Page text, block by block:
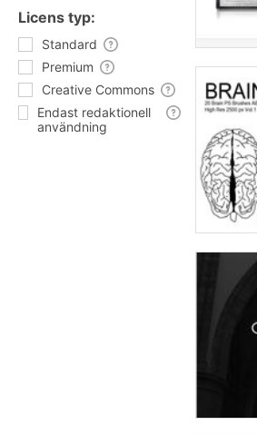
Licens typ:
Standard
Premium
Creative Commons
Endast redaktionell
användning